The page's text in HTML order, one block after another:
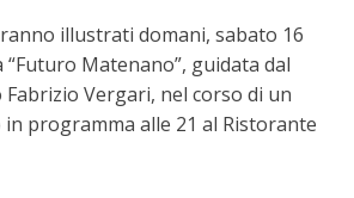
illustrati domani, sabato 16
Matenano”, guidata dal
Fabrizio Vergari, nel corso di un
programma alle 21 al Ristorante